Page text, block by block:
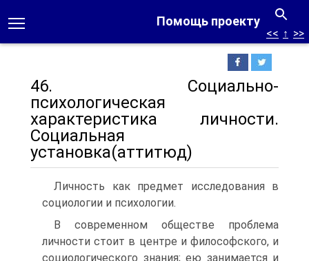
Помощь проекту
<< ↑ >>
46. Социально-
психологическая
характеристика личности.
Социальная
установка(аттитюд)
Личность как предмет исследования в
социологии и психологии.
В современном обществе проблема
личности стоит в центре и философского, и
социологического знания; ею занимается и